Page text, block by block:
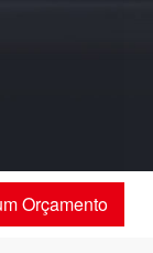
Orçamento